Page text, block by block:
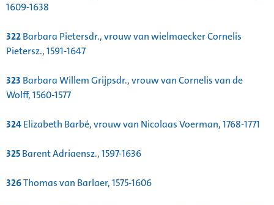
1609-1638
322Barbara Pietersdr., vrouw van wielmaecker Cornelis
Pietersz., 1591-1647
323 Barbara Willem Grijpsdr., vrouw van Cornelis van de
Wolff, 1560-1577
324Elizabeth Barbé, vrouw van Nicolaas Voerman, 1768-1771
325Barent Adriaensz., 1597-1636
326Thomas van Barlaer, 1575-1606